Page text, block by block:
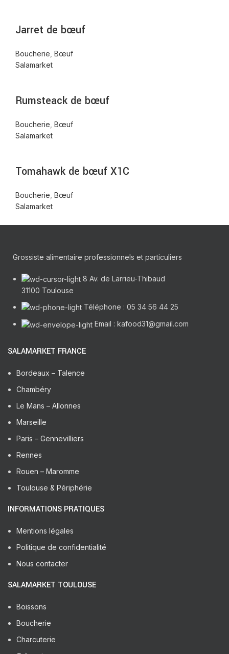
Jarret de bœuf
Boucherie Bœuf
Salamarket
Rumsteack de bœuf
Boucherie Bœuf
Salamarket
Tomahawk de bœuf X1C
Boucherie Bœuf
Salamarket
Grossiste alimentaire professionnels et particuliers
8 Av. de Larrieu-Thibaud
31100 Toulouse
Téléphone : 05 34 56 44 25
Email : kafood31@gmail.com
SALAMARKET FRANCE
Bordeaux – Talence
Chambéry
Le Mans – Allonnes
Marseille
Paris – Gennevilliers
Rennes
Rouen – Maromme
Toulouse & Périphérie
INFORMATIONS PRATIQUES
Mentions légales
Politique de confidentialité
Nous contacter
SALAMARKET TOULOUSE
Boissons
Boucherie
Charcuterie